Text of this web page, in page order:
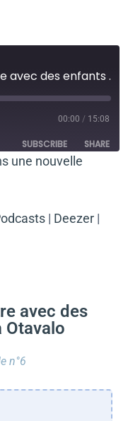
Episode n°6 - Rencontre avec des enfants et des jeunes à Otavalo [Equateur]
00:00 / 15:08
SUBSCRIBE SHARE
une nouvelle
| Deezer |
avec des
Otavalo
n°6